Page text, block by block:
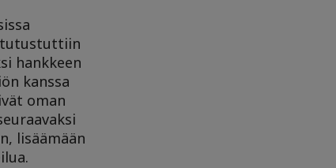
tutustuttiin
hankkeen
kanssa
oman
lisäämään